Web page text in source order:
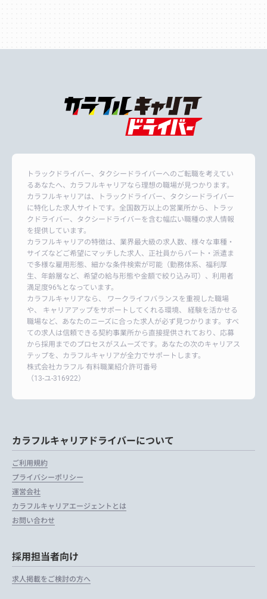
トラックドライバー、タクシードライバーへのご転職を考えてい
るあなたへ、カラフルキャリアなら理想の職場が見つかります。
カラフルキャリアは、トラックドライバー、タクシードライバー
に特化した求人サイトです。全国数万以上の営業所から、トラッ
クドライバー、タクシードライバーを含む幅広い職種の求人情報
を提供しています。
カラフルキャリアの特徴は、業界最大級の求人数、様々な車種・
サイズなどご希望にマッチした求人、正社員からパート・派遣ま
で多様な雇用形態、細かな条件検索が可能（勤務体系、福利厚
生、年齢層など、希望の給与形態や金額で絞り込み可）、利用者
満足度96%となっています。
カラフルキャリアなら、 ワークライフバランスを重視した職場
や、 キャリアアップをサポートしてくれる環境、 経験を活かせる
職場など、あなたのニーズに合った求人が必ず見つかります。すべ
ての求人は信頼できる契約事業所から直接提供されており、応募
から採用までのプロセスがスムーズです。あなたの次のキャリアス
テップを、カラフルキャリアが全力でサポートします。
株式会社カラフル 有料職業紹介許可番号
（13-ユ-316922）
カラフルキャリアドライバーについて
ご利用規約
プライバシーポリシー
運営会社
カラフルキャリアエージェントとは
お問い合わせ
採用担当者向け
求人掲載をご検討の方へ